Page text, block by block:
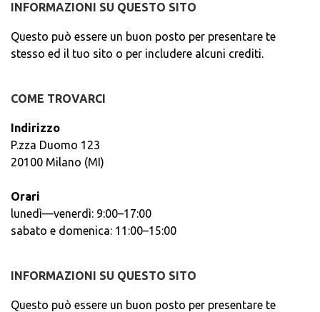
INFORMAZIONI SU QUESTO SITO
Questo può essere un buon posto per presentare te
stesso ed il tuo sito o per includere alcuni crediti.
COME TROVARCI
Indirizzo
P.zza Duomo 123
20100 Milano (MI)
Orari
lunedì—venerdì: 9:00–17:00
sabato e domenica: 11:00–15:00
INFORMAZIONI SU QUESTO SITO
Questo può essere un buon posto per presentare te